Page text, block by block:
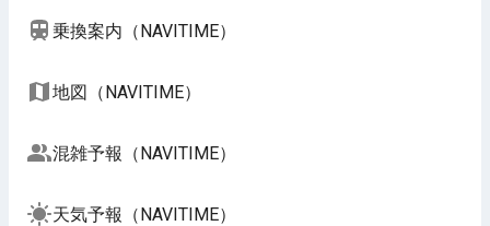
乗換案内（NAVITIME）
地図（NAVITIME）
混雑予報（NAVITIME）
天気予報（NAVITIME）